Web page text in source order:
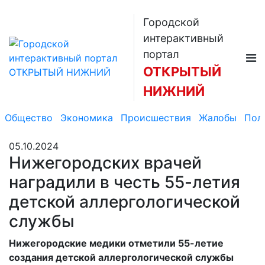
Городской
интерактивный
портал
ОТКРЫТЫЙ
НИЖНИЙ
Общество Экономика Происшествия Жалобы
05.10.2024
Нижегородских врачей
наградили в честь 55-летия
детской аллергологической
службы
Нижегородские медики отметили 55-летие
создания детской аллергологической службы